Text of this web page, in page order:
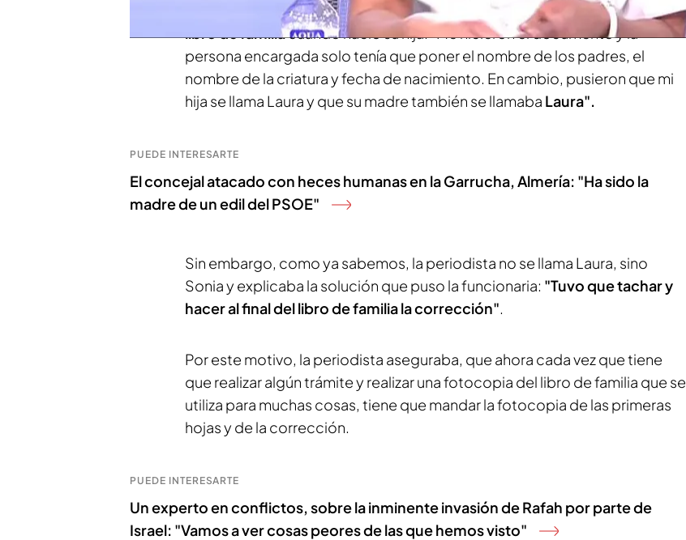
La periodista era la primera en explicar
un problema que tuvo al expedir el
libro de familiacuando nació su hija: "Me hicieron el documento y la
persona encargada solo tenía que poner el nombre de los padres, el
nombre de la criatura y fecha de nacimiento. En cambio, pusieron que mi
hija se llama Laura y que su madre también se llamaba Laura".
PUEDE INTERESARTE
El concejal atacado con heces humanas en la Garrucha, Almería: "Ha sido la
madre de un edil del PSOE"
Sin embargo, como ya sabemos, la periodista no se llama Laura, sino
Sonia y explicaba la solución que puso la funcionaria: "Tuvo que tachar y
hacer al final del libro de familia la corrección".
Por este motivo, la periodista aseguraba, que ahora cada vez que tiene
que realizar algún trámite y realizar una fotocopia del libro de familia que se
utiliza para muchas cosas, tiene que mandar la fotocopia de las primeras
hojas y de la corrección.
PUEDE INTERESARTE
Un experto en conflictos, sobre la inminente invasión de Rafah por parte de
Israel: "Vamos a ver cosas peores de las que hemos visto"